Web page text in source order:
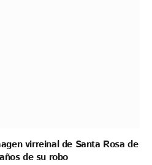
virreinal de Santa Rosa de
de su robo